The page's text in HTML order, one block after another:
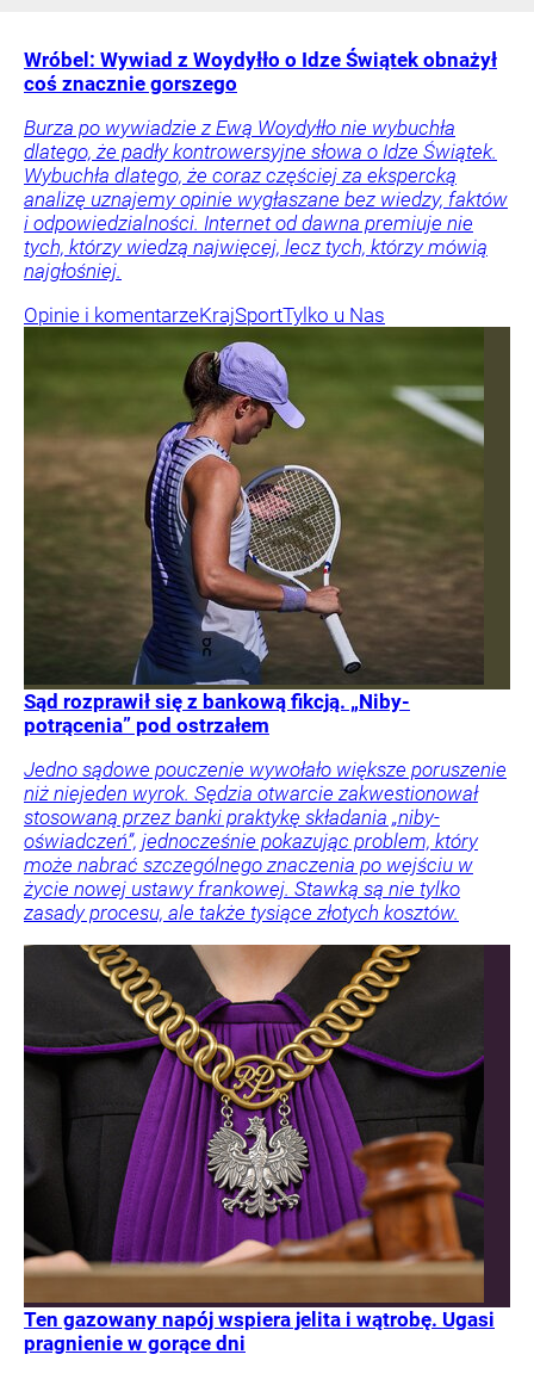
Wróbel: Wywiad z Woydyłło o Idze Świątek obnażył
coś znacznie gorszego
Burza po wywiadzie z Ewą Woydyłło nie wybuchła
dlatego, że padły kontrowersyjne słowa o Idze Świątek.
Wybuchła dlatego, że coraz częściej za ekspercką
analizę uznajemy opinie wygłaszane bez wiedzy, faktów
i odpowiedzialności. Internet od dawna premiuje nie
tych, którzy wiedzą najwięcej, lecz tych, którzy mówią
najgłośniej.
Opinie i komentarzeKrajSportTylko u Nas
Sąd rozprawił się z bankową fikcją. „Niby-
potrącenia” pod ostrzałem
Jedno sądowe pouczenie wywołało większe poruszenie
niż niejeden wyrok. Sędzia otwarcie zakwestionował
stosowaną przez banki praktykę składania „niby-
oświadczeń”, jednocześnie pokazując problem, który
może nabrać szczególnego znaczenia po wejściu w
życie nowej ustawy frankowej. Stawką są nie tylko
zasady procesu, ale także tysiące złotych kosztów.
Ten gazowany napój wspiera jelita i wątrobę. Ugasi
pragnienie w gorące dni